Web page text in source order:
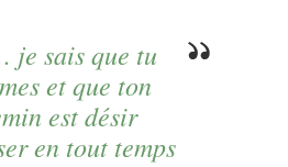
je sais que tu
et que ton
est désir
en tout temps